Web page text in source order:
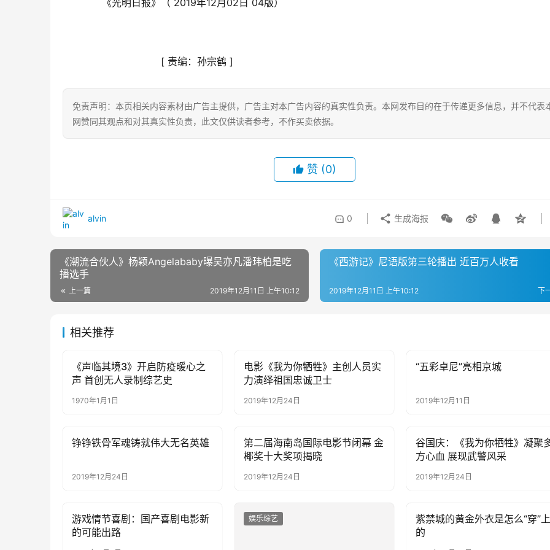
《光明日报》（ 2019年12月02日 04版）
[ 责编：孙宗鹤 ]
免责声明：本页相关内容素材由广告主提供，广告主对本广告内容的真实性负责。本网发布目的在于传递更多信息，并不代表
网赞同其观点和对其真实性负责，此文仅供读者参考，不作买卖依据。
赞 (0)
alvin 0 生成海报
《潮流合伙人》杨颖Angelababy曝吴亦凡潘玮柏是吃
播选手
上一篇 2019年12月11日 上午10:12
《西游记》尼语版第三轮播出 近百万人收看
下
2019年12月11日 上午10:12
相关推荐
娱乐综艺
《声临其境3》开启防疫暖心之
声 首创无人录制综艺史
1970年1月1日
娱乐综艺
电影《我为你牺牲》主创人员实
力演绎祖国忠诚卫士
2019年12月24日
娱乐综艺
“五彩卓尼”亮相京城
2019年12月11日
娱乐综艺
铮铮铁骨军魂铸就伟大无名英雄
2019年12月24日
娱乐综艺
第二届海南岛国际电影节闭幕 金
椰奖十大奖项揭晓
2019年12月24日
娱乐综艺
谷国庆：《我为你牺牲》凝聚
方心血 展现武警风采
2019年12月24日
娱乐综艺
游戏情节喜剧：国产喜剧电影新
的可能出路
娱乐综艺 娱乐综艺
紫禁城的黄金外衣是怎么“穿”上
的